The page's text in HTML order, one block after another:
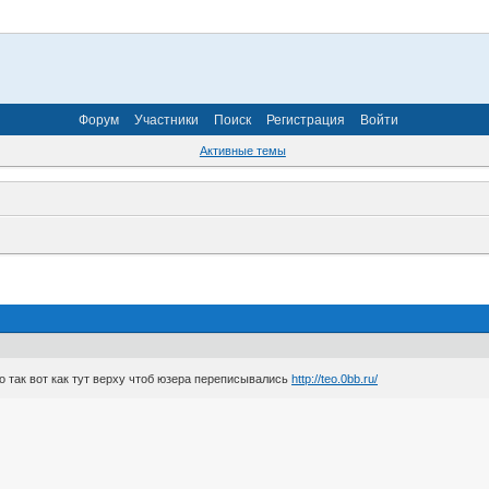
Форум Участники Поиск Регистрация Войти
Активные темы
вот как тут верху чтоб юзера переписывались http://teo.0bb.ru/